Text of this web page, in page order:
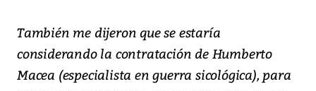
También me dijeron que se estaría
considerando la contratación de Humberto
Macea (especialista en guerra sicológica), para